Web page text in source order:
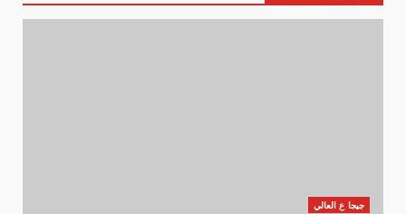
جيجا ع العالي